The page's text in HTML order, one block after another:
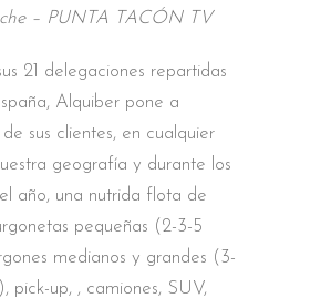
– PUNTA TACÓN TV
21 delegaciones repartidas
Alquiber pone a
de sus clientes, en cualquier
geografía y durante los
año, una nutrida flota de
pequeñas (2-3-5
medianos y grandes (3-
pick-up, , camiones, SUV,